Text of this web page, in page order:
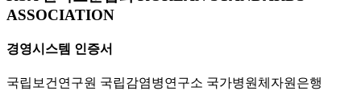
ASSOCIATION
경영시스템 인증서
국립보건연구원 국립감염병연구소 국가병원체자원은행